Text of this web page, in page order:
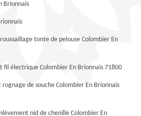
Brionnais
tonte de pelouse Colombier En
fil électrique Colombier En Brionnais 71800
de souche Colombier En Brionnais
nid de chenille Colombier En